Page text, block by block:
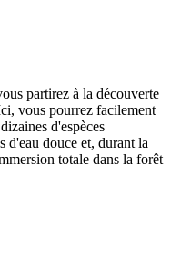
partirez à la découverte
vous pourrez facilement
d'espèces
d'eau douce et, durant la
totale dans la forêt